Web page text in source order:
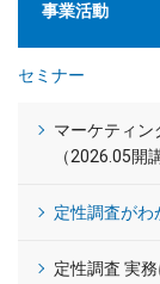
事業活動
セミナー
マーケティ
（2026.05開
定性調査がわ
定性調査 実